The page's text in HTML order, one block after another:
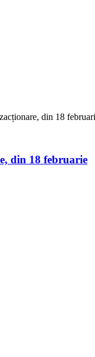
din 18
din 18 februarie